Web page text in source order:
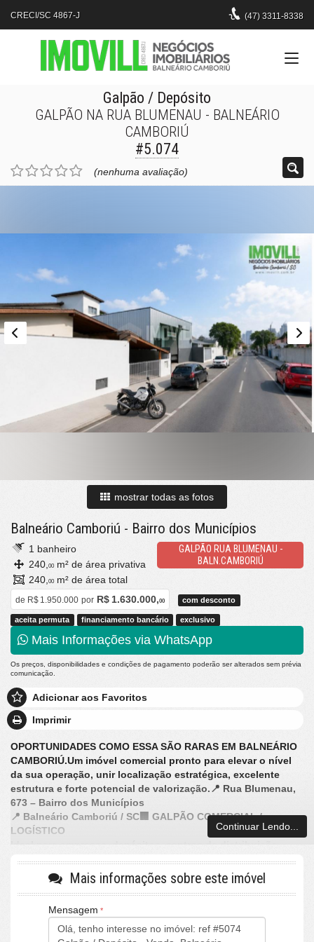
CRECI/SC 4867-J (47) 3311-8338
Galpão / Depósito
GALPÃO NA RUA BLUMENAU - BALNEÁRIO
CAMBORIÚ
#5.074
(nenhuma avaliação)
mostrar todas as fotos
Balneário Camboriú - Bairro dos Municípios
GALPÃO RUA BLUMENAU -
BALN.CAMBORIÚ
1 banheiro
240, 00 m² de área privativa
240, 00 m² de área total
de R$ 1.950.000 por R$ 1.630.000,00 com desconto
aceita permuta financiamento bancário exclusivo
Mais Informações via WhatsApp
Os preços, disponibilidades e condições de pagamento poderão ser alterados sem prévia
comunicação.
Adicionar aos Favoritos
Imprimir
OPORTUNIDADES COMO ESSA SÃO RARAS EM BALNEÁRIO
CAMBORIÚ.Um imóvel comercial pronto para elevar o nível
da sua operação, unir localização estratégica, excelente
estrutura e forte potencial de valorização.📍 Rua Blumenau,
673 – Bairro dos Municípios
📍 Balneário Camboriú / SC 🏢 GALPÃO COMERCIAL /
LOGÍSTICO
Ideal para empresas, depósitos, centros de distribuição,
investidores.✔ Aproximadamente 240m² de área construída
✔ Pé-direito alto
✔ Excelente acesso operacional
✔ Fachada moderna
Continuar Lendo...
Mais informações sobre este imóvel
Mensagem